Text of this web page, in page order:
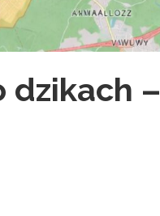
dzikach –